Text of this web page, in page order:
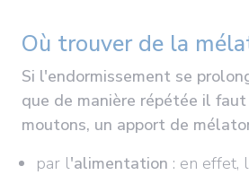
Où trouver de la
Si l'endormissement se
que de manière répétée il
moutons, un apport de
par l'alimentation : en effet,